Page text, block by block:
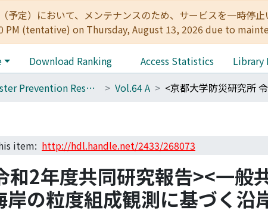
予定）において、メンテナンスのため、サービスを一時
(tentative) on Thursday, August 13, 2026 due to
Download Ranking Access Statistics
Library
Disaster Prevention Research Institute Annuals Vol.64 A
item: http://hdl.handle.net/2433/268073
和2年度共同研究報告><一般
の粒度組成観測に基づく沿